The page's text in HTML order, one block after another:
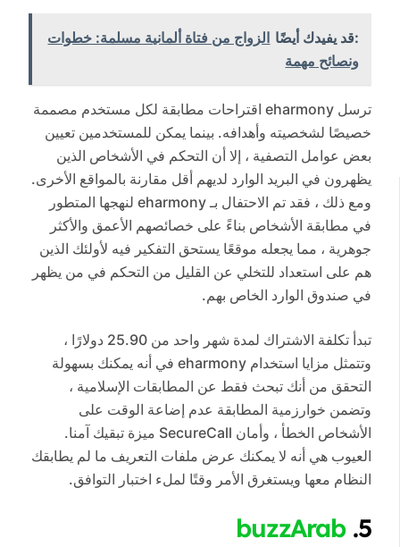
:قد يفيدك أيضًا الزواج من فتاة ألمانية مسلمة: خطوات
ونصائح مهمة
ترسل eharmony اقتراحات مطابقة لكل مستخدم مصممة
خصيصًا لشخصيته وأهدافه. بينما يمكن للمستخدمين تعيين
بعض عوامل التصفية ، إلا أن التحكم في الأشخاص الذين
يظهرون في البريد الوارد لديهم أقل مقارنة بالمواقع الأخرى.
ومع ذلك ، فقد تم الاحتفال بـ eharmony لنهجها المتطور
في مطابقة الأشخاص بناءً على خصائصهم الأعمق والأكثر
جوهرية ، مما يجعله موقعًا يستحق التفكير فيه لأولئك الذين
هم على استعداد للتخلي عن القليل من التحكم في من يظهر
في صندوق الوارد الخاص بهم.
تبدأ تكلفة الاشتراك لمدة شهر واحد من 25.90 دولارًا ،
وتتمثل مزايا استخدام eharmony في أنه يمكنك بسهولة
التحقق من أنك تبحث فقط عن المطابقات الإسلامية ،
وتضمن خوارزمية المطابقة عدم إضاعة الوقت على
الأشخاص الخطأ ، وأمان SecureCall ميزة تبقيك آمنا.
العيوب هي أنه لا يمكنك عرض ملفات التعريف ما لم يطابقك
النظام معها ويستغرق الأمر وقتًا لملء اختبار التوافق.
5.
buzzArab